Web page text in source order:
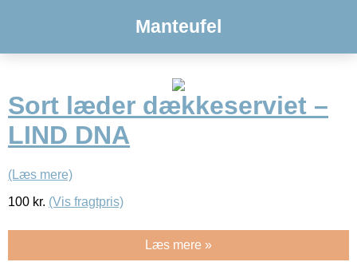
Manteufel
Sort læder dækkeserviet –
LIND DNA
(Læs mere)
100 kr. (Vis fragtpris)
Læs mere »